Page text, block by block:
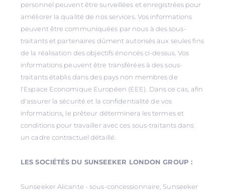
personnel peuvent être surveillées et enregistrées pour
améliorer la qualité de nos services. Vos informations
peuvent être communiquées par nous à des sous-
traitants et partenaires dûment autorisés aux seules fins
de la réalisation des objectifs énoncés ci-dessus. Vos
informations peuvent être transférées à des sous-
traitants établis dans des pays non membres de
l'Espace Economique Européen (EEE). Dans ce cas, afin
d'assurer la sécurité et la confidentialité de vos
informations, le prêteur déterminera les termes et
conditions pour travailler avec ces sous-traitants dans
un cadre contractuel détaillé.
LES SOCIÉTÉS DU SUNSEEKER LONDON GROUP :
Sunseeker Alicante - sous-concessionnaire, Sunseeker